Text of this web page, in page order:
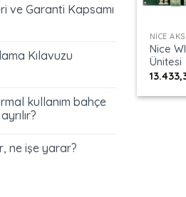
ve Garanti Kapsamı
Kılavuzu
kullanım bahçe
ne işe yarar?
Nice
Ünitesi